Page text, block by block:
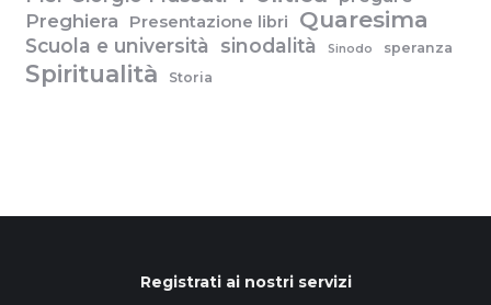
Preghiera
Presentazione libri Quaresima
Scuola e università sinodalità Sinodo speranza
Spiritualità Storia
Registrati ai nostri servizi